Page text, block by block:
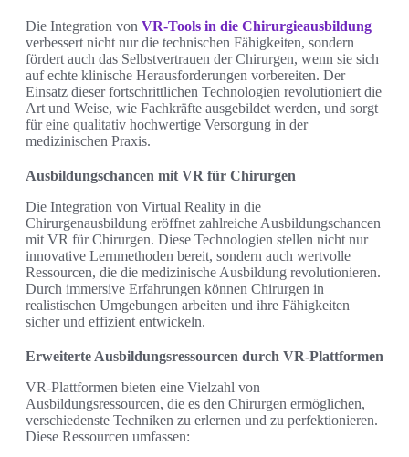
Die Integration von VR-Tools in die Chirurgieausbildung
verbessert nicht nur die technischen Fähigkeiten, sondern
fördert auch das Selbstvertrauen der Chirurgen, wenn sie sich
auf echte klinische Herausforderungen vorbereiten. Der
Einsatz dieser fortschrittlichen Technologien revolutioniert die
Art und Weise, wie Fachkräfte ausgebildet werden, und sorgt
für eine qualitativ hochwertige Versorgung in der
medizinischen Praxis.
Ausbildungschancen mit VR für Chirurgen
Die Integration von Virtual Reality in die
Chirurgenausbildung eröffnet zahlreiche Ausbildungschancen
mit VR für Chirurgen. Diese Technologien stellen nicht nur
innovative Lernmethoden bereit, sondern auch wertvolle
Ressourcen, die die medizinische Ausbildung revolutionieren.
Durch immersive Erfahrungen können Chirurgen in
realistischen Umgebungen arbeiten und ihre Fähigkeiten
sicher und effizient entwickeln.
Erweiterte Ausbildungsressourcen durch VR-Plattformen
VR-Plattformen bieten eine Vielzahl von
Ausbildungsressourcen, die es den Chirurgen ermöglichen,
verschiedenste Techniken zu erlernen und zu perfektionieren.
Diese Ressourcen umfassen: